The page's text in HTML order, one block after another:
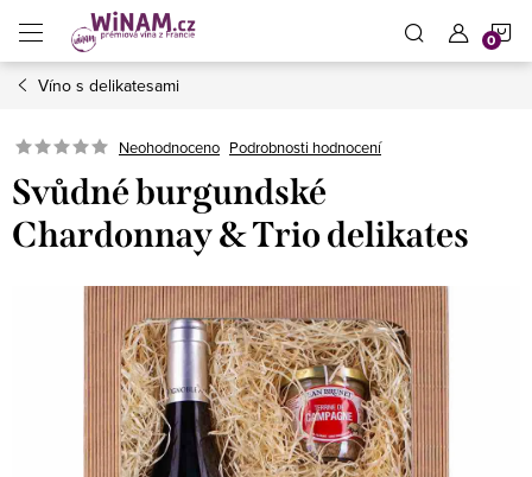
obsah
Víno s delikatesami
Neohodnoceno Podrobnosti hodnocení
Svůdné burgundské
Chardonnay & Trio delikates